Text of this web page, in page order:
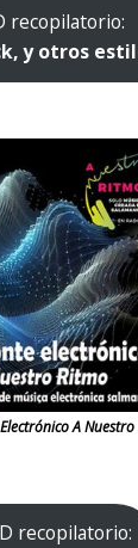
recopilatorio:
y otros
A
recopilatorio: